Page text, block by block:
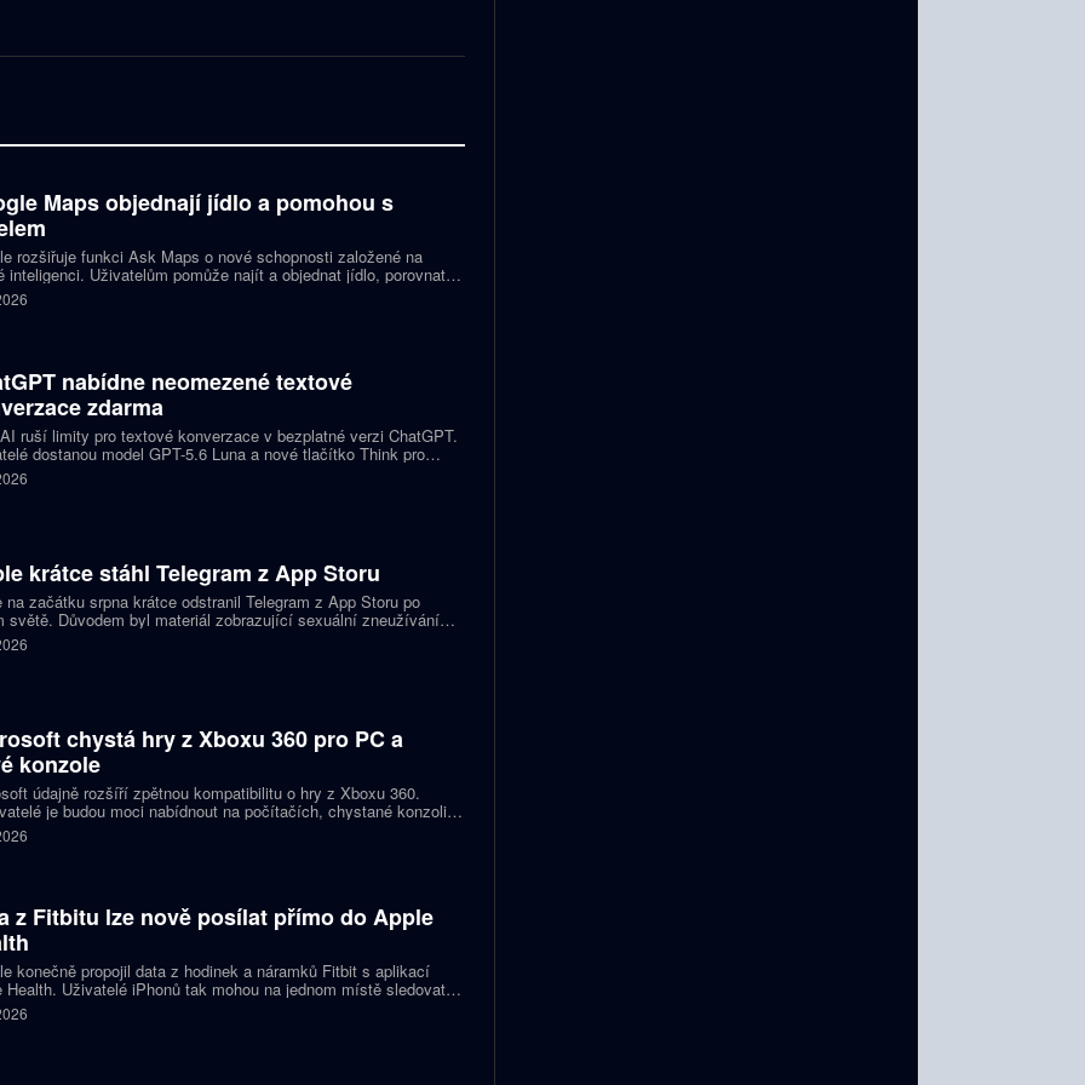
Maps objednají jídlo a pomohou s
rozšiřuje funkci Ask Maps o nové schopnosti založené na
inteligenci. Uživatelům pomůže najít a objednat jídlo, porovnat
nebo vybrat kulturní akci. Mapy navíc mohou čerpat informace z
a Kalendáře Google.
nabídne neomezené textové
zdarma
ruší limity pro textové konverzace v bezplatné verzi ChatGPT.
dostanou model GPT-5.6 Luna a nové tlačítko Think pro
otázky. Předplatitelům Plus a Pro firma zpřístupňuje upravený
Sol spolu s posuvníkem, který nastaví intenzitu přemýšlení.
krátce stáhl Telegram z App Storu
na začátku srpna krátce odstranil Telegram z App Storu po
světě. Důvodem byl materiál zobrazující sexuální zneužívání
podle firmy sdílel jeden uživatel. Telegram účet rychle
a aplikace se ještě během stejného dne do obchodu vrátila.
chystá hry z Xboxu 360 pro PC a
konzole
údajně rozšíří zpětnou kompatibilitu o hry z Xboxu 360.
je budou moci nabídnout na počítačích, chystané konzoli
Helix i přenosných zařízeních. První tituly by mohly dorazit
let 2027 a 2028.
z Fitbitu lze nově posílat přímo do Apple
konečně propojil data z hodinek a náramků Fitbit s aplikací
Health. Uživatelé iPhonů tak mohou na jednom místě sledovat
cvičení, spánek i zdravotní údaje. Novinka odstraňuje omezení,
bylo dosud nutné využívat pomocné aplikace nebo jiné